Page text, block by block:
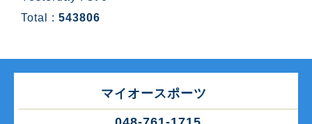
Total : 543806
マイオースポーツ